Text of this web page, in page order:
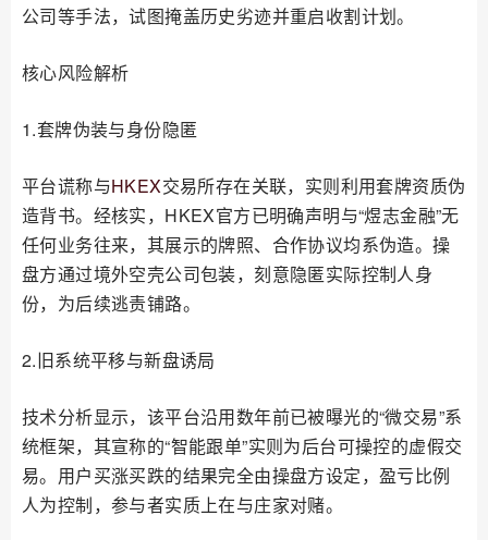
公司等手法，试图掩盖历史劣迹并重启收割计划。
核心风险解析
1.套牌伪装与身份隐匿
平台谎称与HKEX交易所存在关联，实则利用套牌资质伪
造背书。经核实，HKEX官方已明确声明与“煜志金融”无
任何业务往来，其展示的牌照、合作协议均系伪造。操
盘方通过境外空壳公司包装，刻意隐匿实际控制人身
份，为后续逃责铺路。
2.旧系统平移与新盘诱局
技术分析显示，该平台沿用数年前已被曝光的“微交易”系
统框架，其宣称的“智能跟单”实则为后台可操控的虚假交
易。用户买涨买跌的结果完全由操盘方设定，盈亏比例
人为控制，参与者实质上在与庄家对赌。